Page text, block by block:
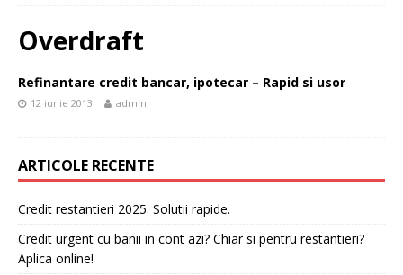
Overdraft
Refinantare credit bancar, ipotecar – Rapid si usor
12 iunie 2013 admin
ARTICOLE RECENTE
Credit restantieri 2025. Solutii rapide.
Credit urgent cu banii in cont azi? Chiar si pentru restantieri?
Aplica online!